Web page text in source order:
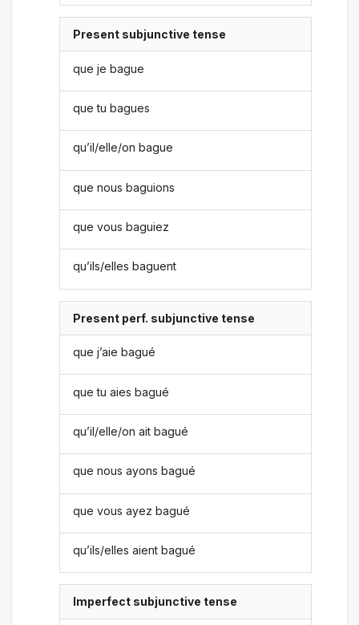
Present subjunctive tense
que je bague
que tu bagues
qu’il/elle/on bague
que nous baguions
que vous baguiez
qu’ils/elles baguent
Present perf. subjunctive tense
que j’aie bagué
que tu aies bagué
qu’il/elle/on ait bagué
que nous ayons bagué
que vous ayez bagué
qu’ils/elles aient bagué
Imperfect subjunctive tense